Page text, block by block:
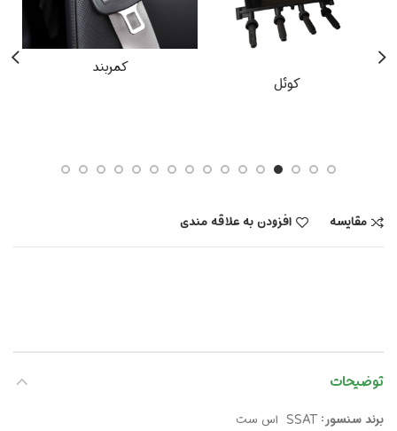
کوئل
کمربند
مقایسه افزودن به علاقه مندی
توضیحات
برند سنسور : SSAT اس ست